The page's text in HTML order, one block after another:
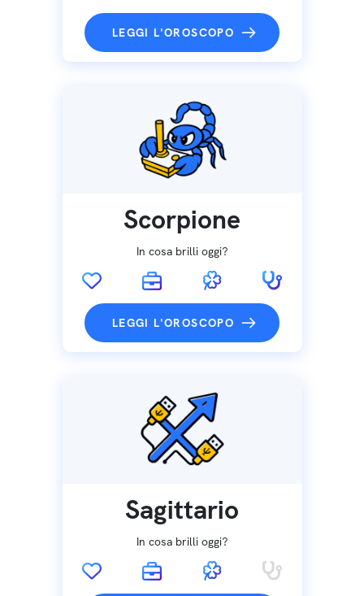
LEGGI L'OROSCOPO
Scorpione
In cosa brilli oggi?
LEGGI L'OROSCOPO
Sagittario
In cosa brilli oggi?